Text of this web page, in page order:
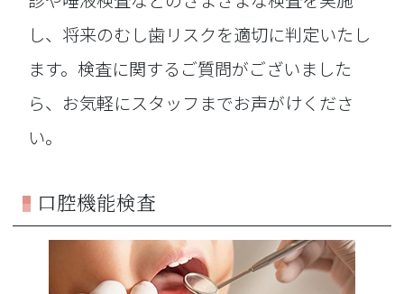
し、将来のむし歯リスクを適切に判定いたし
ます。検査に関するご質問がございました
ら、お気軽にスタッフまでお声がけくださ
い。
口腔機能検査